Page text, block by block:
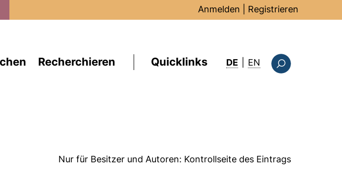
Anmelden Registrieren
Recherchieren Quicklinks DE EN : this page in
Nur für Besitzer und Autoren: Kontrollseite des Eintrags